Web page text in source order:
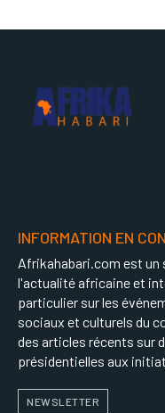
INFORMATION EN
Afrikahabari.com est un
l'actualité africaine et
particulier sur les
sociaux et culturels du
des articles récents sur
présidentielles aux
NEWSLETTER